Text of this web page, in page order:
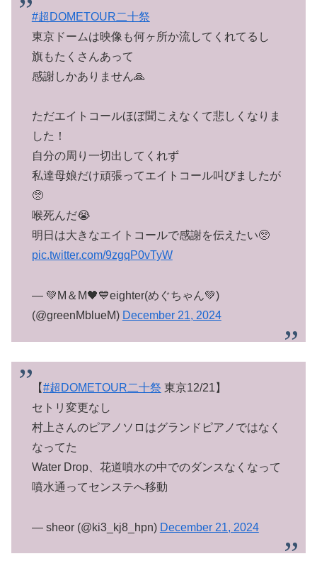
#超DOMETOUR二十祭
東京ドームは映像も何ヶ所か流してくれてるし
旗もたくさんあって
感謝しかありません🙏
ただエイトコールほぼ聞こえなくて悲しくなりま
した！
自分の周り一切出してくれず
私達母娘だけ頑張ってエイトコール叫びましたが
🥺
喉死んだ😭
明日は大きなエイトコールで感謝を伝えたい🥺
pic.twitter.com/9zgqP0vTyW
— 💚M＆M🖤💙eighter(めぐちゃん💚)
(@greenMblueM) December 21, 2024
【#超DOMETOUR二十祭 東京12/21】
セトリ変更なし
村上さんのピアノソロはグランドピアノではなく
なってた
Water Drop、花道噴水の中でのダンスなくなって
噴水通ってセンステへ移動
— sheor (@ki3_kj8_hpn) December 21, 2024